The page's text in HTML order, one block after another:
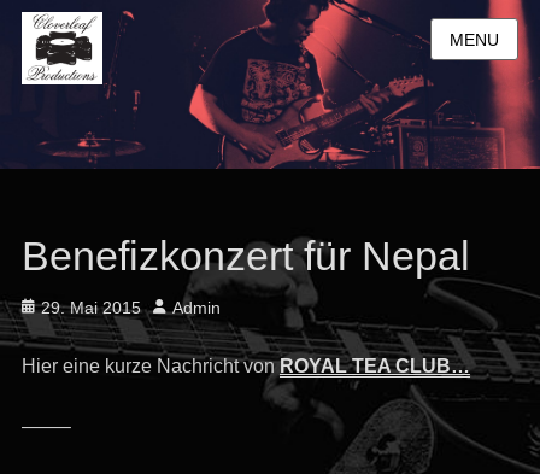
MENU
Benefizkonzert für Nepal
Posted
on
29. Mai 2015 Author
Admin
Hier eine kurze Nachricht vonROYAL TEA CLUB…
——–